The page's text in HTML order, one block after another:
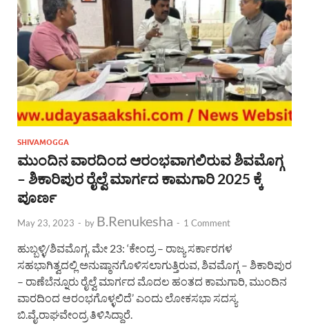
SHIVAMOGGA
ಮುಂದಿನ ವಾರದಿಂದ ಆರಂಭವಾಗಲಿರುವ ಶಿವಮೊಗ್ಗ
– ಶಿಕಾರಿಪುರ ರೈಲ್ವೆ ಮಾರ್ಗದ ಕಾಮಗಾರಿ 2025 ಕ್ಕೆ
ಪೂರ್ಣ
May 23, 2023 - by B.Renukesha - 1 Comment
ಹುಬ್ಬಳ್ಳಿ/ಶಿವಮೊಗ್ಗ, ಮೇ 23: ‘ಕೇಂದ್ರ – ರಾಜ್ಯ ಸರ್ಕಾರಗಳ
ಸಹಭಾಗಿತ್ವದಲ್ಲಿ ಅನುಷ್ಠಾನಗೊಳಿಸಲಾಗುತ್ತಿರುವ, ಶಿವಮೊಗ್ಗ – ಶಿಕಾರಿಪುರ
– ರಾಣೆಬೆನ್ನೂರು ರೈಲ್ವೆ ಮಾರ್ಗದ ಮೊದಲ ಹಂತದ ಕಾಮಗಾರಿ, ಮುಂದಿನ
ವಾರದಿಂದ ಆರಂಭಗೊಳ್ಳಲಿದೆ’ ಎಂದು ಲೋಕಸಭಾ ಸದಸ್ಯ
ಬಿ.ವೈ.ರಾಘವೇಂದ್ರ ತಿಳಿಸಿದ್ದಾರೆ.